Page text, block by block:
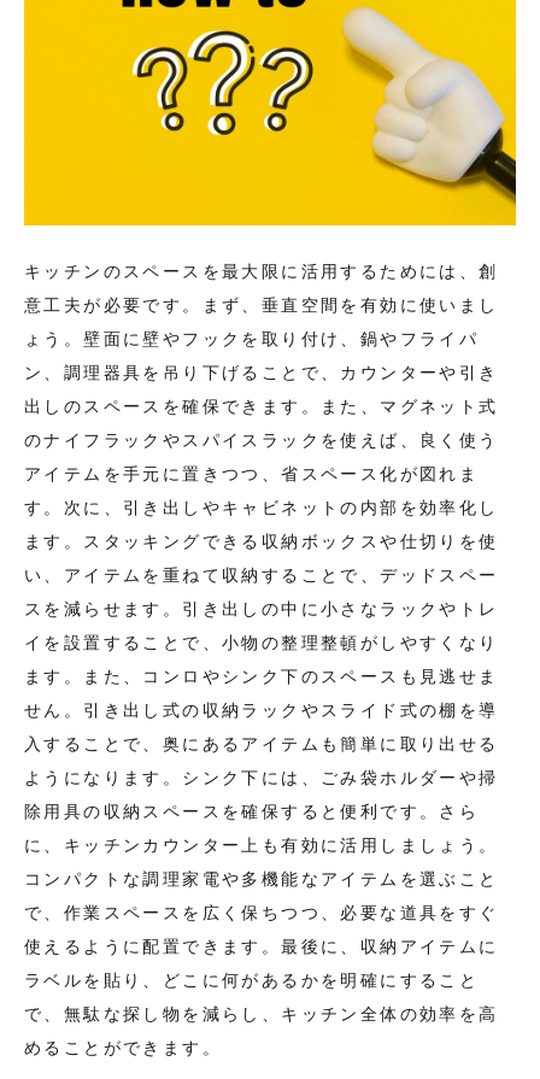
キッチンのスペースを最大限に活用するためには、創
意工夫が必要です。まず、垂直空間を有効に使いまし
ょう。壁面に壁やフックを取り付け、鍋やフライパ
ン、調理器具を吊り下げることで、カウンターや引き
出しのスペースを確保できます。また、マグネット式
のナイフラックやスパイスラックを使えば、良く使う
アイテムを手元に置きつつ、省スペース化が図れま
す。次に、引き出しやキャビネットの内部を効率化し
ます。スタッキングできる収納ボックスや仕切りを使
い、アイテムを重ねて収納することで、デッドスペー
スを減らせます。引き出しの中に小さなラックやトレ
イを設置することで、小物の整理整頓がしやすくなり
ます。また、コンロやシンク下のスペースも見逃せま
せん。引き出し式の収納ラックやスライド式の棚を導
入することで、奥にあるアイテムも簡単に取り出せる
ようになります。シンク下には、ごみ袋ホルダーや掃
除用具の収納スペースを確保すると便利です。さら
に、キッチンカウンター上も有効に活用しましょう。
コンパクトな調理家電や多機能なアイテムを選ぶこと
で、作業スペースを広く保ちつつ、必要な道具をすぐ
使えるように配置できます。最後に、収納アイテムに
ラベルを貼り、どこに何があるかを明確にすること
で、無駄な探し物を減らし、キッチン全体の効率を高
めることができます。